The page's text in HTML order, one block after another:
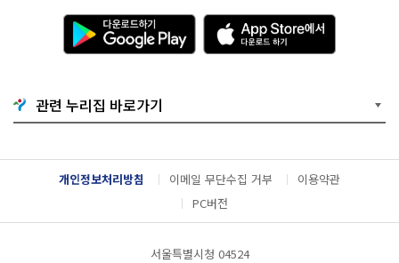
다
운
로
기
G
o
g
l
e
l
A
p
p
e
서
다
운
드
관련 누리집 바로가기
개인정보처리방침 이메일 무단수집 거부
이용약관
PC버전
서울특별시청 04524